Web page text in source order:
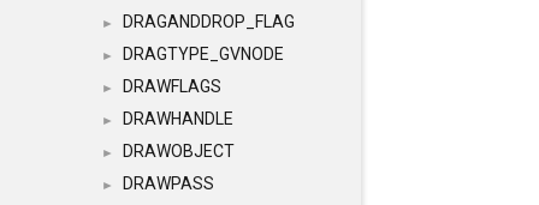
► DRAGANDDROP_FLAG
► DRAGTYPE_GVNODE
► DRAWFLAGS
► DRAWHANDLE
► DRAWOBJECT
► DRAWPASS